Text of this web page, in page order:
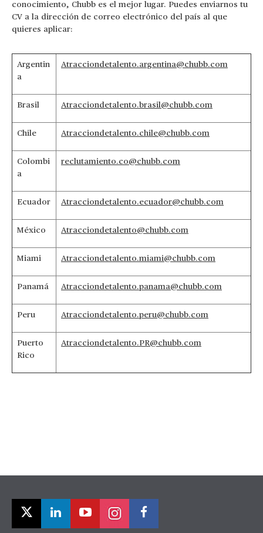
conocimiento, Chubb es el mejor lugar. Puedes enviarnos tu
CV a la dirección de correo electrónico del país al que
quieres aplicar:
Argentin
a
Atracciondetalento.argentina@chubb.com
Brasil Atracciondetalento.brasil@chubb.com
Chile Atracciondetalento.chile@chubb.com
Colombi
a
reclutamiento.co@chubb.com
Ecuador Atracciondetalento.ecuador@chubb.com
México Atracciondetalento@chubb.com
Miami Atracciondetalento.miami@chubb.com
Panamá Atracciondetalento.panama@chubb.com
Peru Atracciondetalento.peru@chubb.com
Puerto
Rico
Atracciondetalento.PR@chubb.com